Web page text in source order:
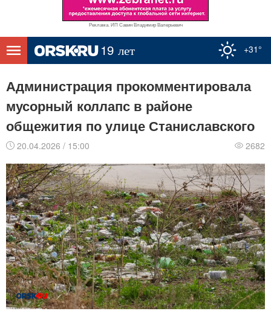
Реклама. ИП Савин Владимир Валерьевич
+31°
Администрация прокомментировала
мусорный коллапс в районе
общежития по улице Станиславского
20.04.2026 / 15:00 2682